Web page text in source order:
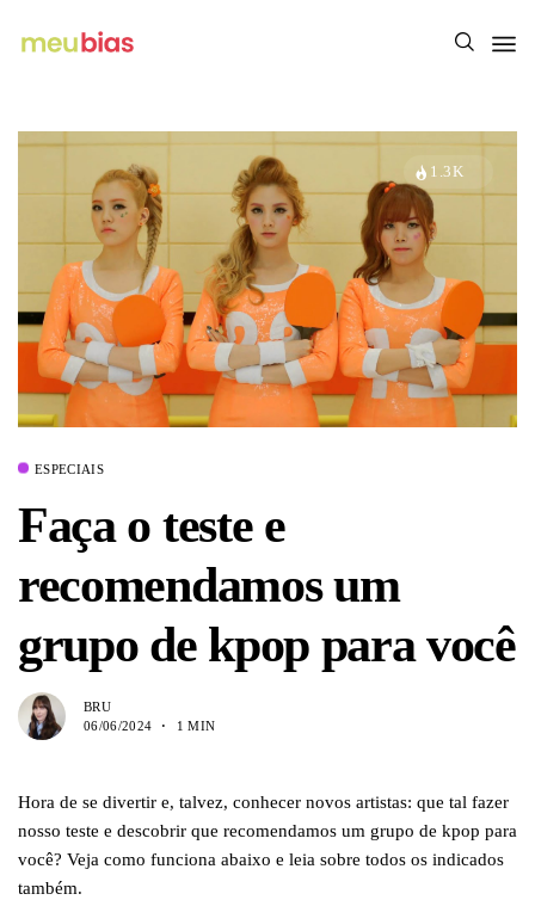
1.3K
ESPECIAIS
Faça o teste e
recomendamos um
grupo de kpop para você
BRU
06/06/2024
1 MIN
Hora de se divertir e, talvez, conhecer novos artistas: que tal fazer
nosso teste e descobrir que recomendamos um grupo de kpop para
você? Veja como funciona abaixo e leia sobre todos os indicados
também.